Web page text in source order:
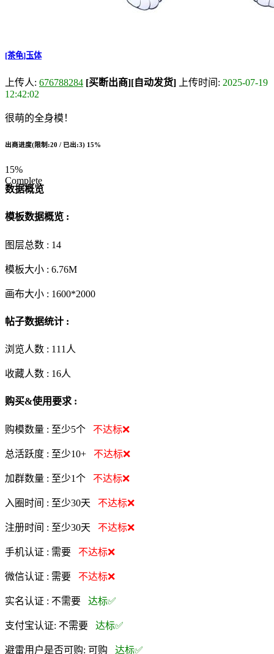
[茶龟]玉体
上传人: 676788284 [买断出商][自动发货] 上传时间: 2025-07-19
12:42:02
很萌的全身模！
出商进度(限制:20 / 已出:3) 15%
15%
Complete
数据概览
模板数据概览 :
图层总数 : 14
模板大小 : 6.76M
画布大小 : 1600*2000
帖子数据统计 :
浏览人数 : 111人
收藏人数 : 16人
购买&使用要求 :
购模数量 : 至少5个 不达标❌
总活跃度 : 至少10+ 不达标❌
加群数量 : 至少1个 不达标❌
入圈时间 : 至少30天 不达标❌
注册时间 : 至少30天 不达标❌
手机认证 : 需要 不达标❌
微信认证 : 需要 不达标❌
实名认证 : 不需要 达标✅
支付宝认证: 不需要 达标✅
避雷用户是否可购: 可购 达标✅